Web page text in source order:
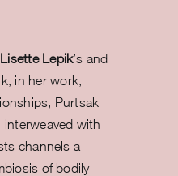
Lisette Lepik’s and
in her work,
Purtsak
with
channels a
of bodily